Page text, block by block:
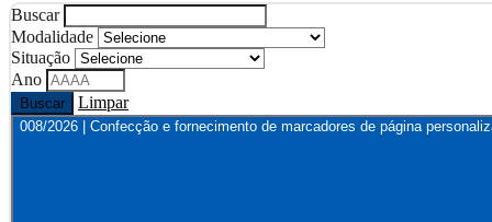
Buscar
Modalidade
Situação
Ano
Buscar Limpar
008/2026 | Confecção e fornecimento de marcadores de página